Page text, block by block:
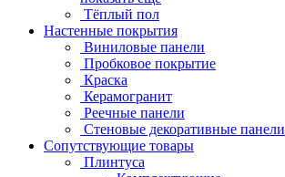
Тёплый пол
Настенные покрытия
Виниловые панели
Пробковое покрытие
Краска
Керамогранит
Реечные панели
Стеновые декоративные панели
Сопутствующие товары
Плинтуса